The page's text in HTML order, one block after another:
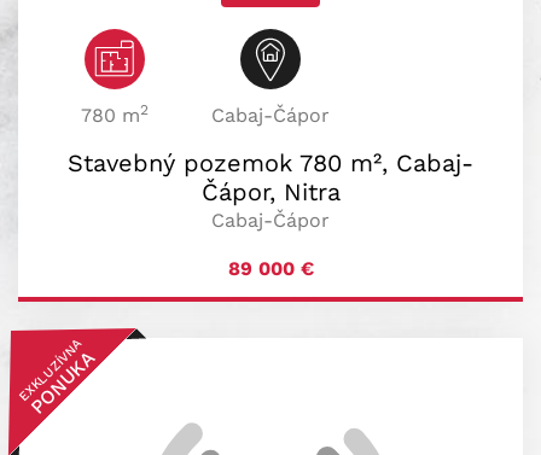
780 m2 Cabaj-Čápor
Stavebný pozemok 780 m², Cabaj-
Čápor, Nitra
Cabaj-Čápor
89 000 €
EXKLUZÍVNA
PONUKA